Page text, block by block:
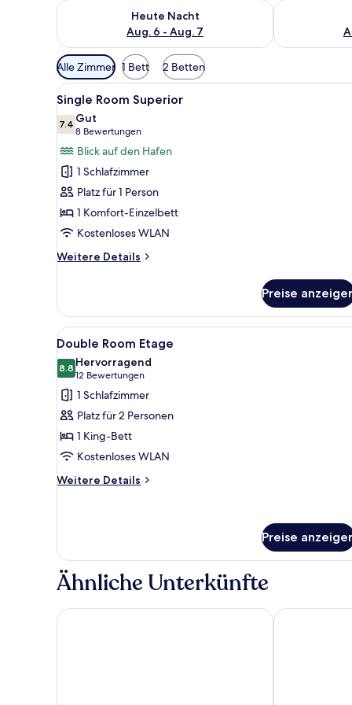
Heute Nacht
Aug. 6 - Aug. 7
Überprüfe die Verfügbarkeit für heute Nacht, Aug. 6
Überprüfe
Verfügbare
Filter
für
Zimmer
Alle Zimmer 1 Bett 2 Betten
Alle
Fotos
für
Single
Room
Superior
anzeigen
Ein ordentlich bezogenes
2
Single Room Superior
7.47.4 von 10
Gut
8 Bewertungen
(8
Bewertungen)
Blick auf den Hafen
1 Schlafzimmer
Platz für 1 Person
1 Komfort-Einzelbett
Kostenloses WLAN
Weitere Details
Weitere
Room
Superior
Preise
Alle
Fotos
für
Double
Room
Etage
anzeigen
Ein Zimmer mit einem Bett,
4
Double Room Etage
8.88.8 von 10
Hervorragend
12 Bewertungen
(12
Bewertungen)
1 Schlafzimmer
Platz für 2 Personen
1 King-Bett
Kostenloses WLAN
Weitere Details
Weitere
Etage
Preise
Ähnliche Unterkünfte
Åhus Seaside Hotell